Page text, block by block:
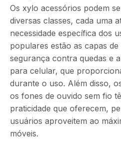
Os xylo acessórios podem
diversas classes, cada uma
necessidade específica dos
populares estão as capas
segurança contra quedas e
para celular, que
durante o uso. Além disso,
os fones de ouvido sem fio
praticidade que oferecem,
usuários aproveitem ao
móveis.